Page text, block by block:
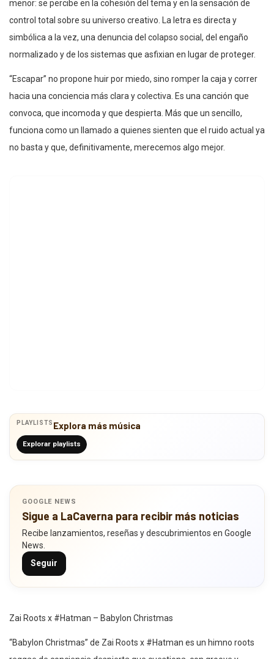
menor: se percibe en la cohesión del tema y en la sensación de
control total sobre su universo creativo. La letra es directa y
simbólica a la vez, una denuncia del colapso social, del engaño
normalizado y de los sistemas que asfixian en lugar de proteger.
“Escapar” no propone huir por miedo, sino romper la caja y correr
hacia una conciencia más clara y colectiva. Es una canción que
convoca, que incomoda y que despierta. Más que un sencillo,
funciona como un llamado a quienes sienten que el ruido actual ya
no basta y que, definitivamente, merecemos algo mejor.
PLAYLISTS Explora más música
Explorar playlists
GOOGLE NEWS
Sigue a LaCaverna para recibir más noticias
Recibe lanzamientos, reseñas y descubrimientos en Google
News.
Seguir
Zai Roots x #Hatman – Babylon Christmas
“Babylon Christmas” de Zai Roots x #Hatman es un himno roots